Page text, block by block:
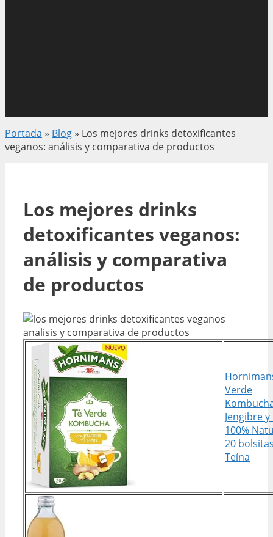
Portada » Blog » Los mejores drinks detoxificantes
veganos: análisis y comparativa de productos
Los mejores drinks
detoxificantes veganos:
análisis y comparativa
de productos
Verde
Jengibre
100%
20
Teína